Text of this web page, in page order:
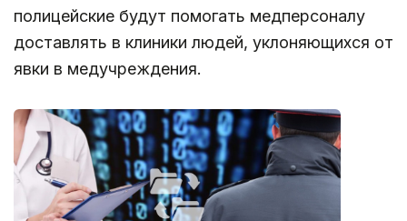
полицейские будут помогать медперсоналу
доставлять в клиники людей, уклоняющихся от
явки в медучреждения.